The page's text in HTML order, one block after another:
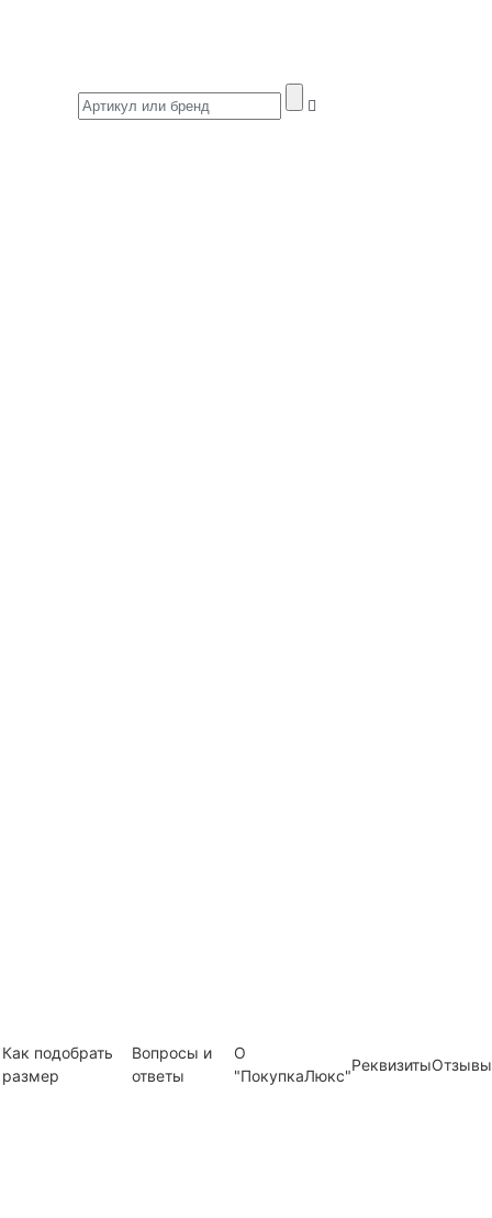
Как подобрать
размер
Вопросы и
ответы
О
"ПокупкаЛюкс"
РеквизитыОтзывы